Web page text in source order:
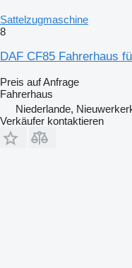
Sattelzugmaschine
8
DAF CF85 Fahrerhaus
Preis auf Anfrage
Fahrerhaus
Niederlande,
Verkäufer kontaktieren